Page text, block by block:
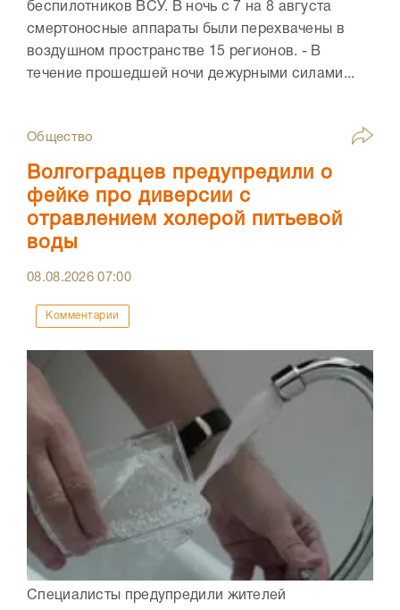
беспилотников ВСУ. В ночь с 7 на 8 августа
смертоносные аппараты были перехвачены в
воздушном пространстве 15 регионов. - В
течение прошедшей ночи дежурными силами...
Общество
Волгоградцев предупредили о
фейке про диверсии с
отравлением холерой питьевой
воды
08.08.202607:00
Комментарии
Специалисты предупредили жителей